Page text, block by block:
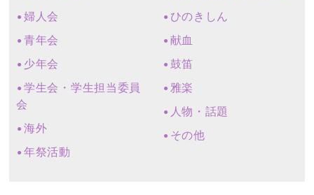
婦人会
青年会
少年会
学生会・学生担当委員
会
海外
年祭活動
ひのきしん
献血
鼓笛
雅楽
人物・話題
その他